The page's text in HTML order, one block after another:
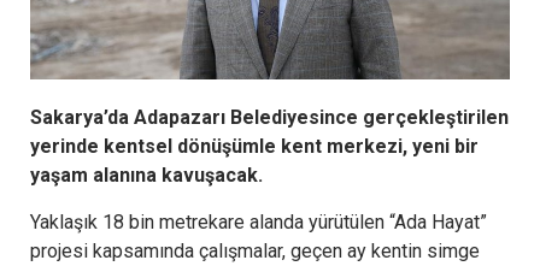
Sakarya’da Adapazarı Belediyesince gerçekleştirilen
yerinde kentsel dönüşümle kent merkezi, yeni bir
yaşam alanına kavuşacak.
Yaklaşık 18 bin metrekare alanda yürütülen “Ada Hayat”
projesi kapsamında çalışmalar, geçen ay kentin simge